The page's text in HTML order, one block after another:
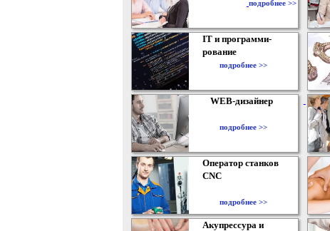
подробнее >>
IT и программи-
рование
подробнее >>
WEB-дизайнер
подробнее >>
Оператор станков
CNC
подробнее >>
Акупрессура и